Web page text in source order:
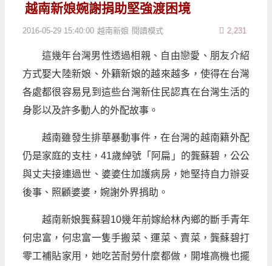
越南新娘婉謝捐助堅強渡困境
2016-05-29 15:40:00 越南新娘 2,231
閱讀模式
這幾年台灣男性透過相親、自由戀愛、朋友介紹
方式娶大陸新娘、外籍新娘的越來越多，使得在台灣
各處都很容易見到這些台灣新住民認真在台灣生活的
身影以及許多動人的外配故事。
越南雖發生排華暴動事件，在台灣的越南籍外配
仍是家庭的支柱，41歲綽號「阿扁」的龔蘇碧，公公
與丈夫接連過世、婆婆住加護病房，她堅持自力辦妥
後事、照顧婆婆，婉謝外界捐助。
越南新娘龔蘇碧10幾年前嫁給林內鄉的斷手青年
何忠富，何忠富一隻手搬菜、運菜、賣菜，龔蘇碧打
零工補貼家用，她吃苦耐勞什麼都做，開堆高機也擺